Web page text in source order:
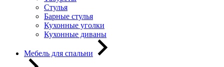
Стулья
Барные стулья
Кухонные уголки
Кухонные диваны
Мебель для спальни